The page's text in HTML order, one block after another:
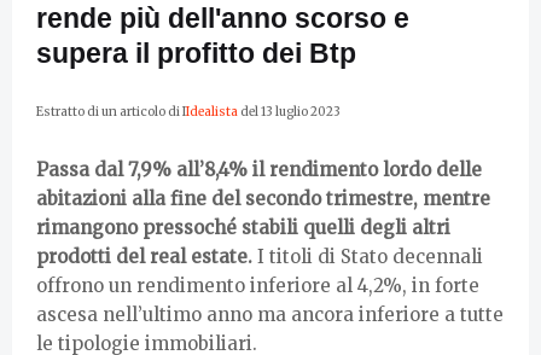
rende più dell'anno scorso e
supera il profitto dei Btp
Estratto di un articolo di IIdealista del 13 luglio 2023
Passa dal 7,9% all’8,4% il rendimento lordo delle
abitazioni alla fine del secondo trimestre, mentre
rimangono pressoché stabili quelli degli altri
prodotti del real estate. I titoli di Stato decennali
offrono un rendimento inferiore al 4,2%, in forte
ascesa nell’ultimo anno ma ancora inferiore a tutte
le tipologie immobiliari.